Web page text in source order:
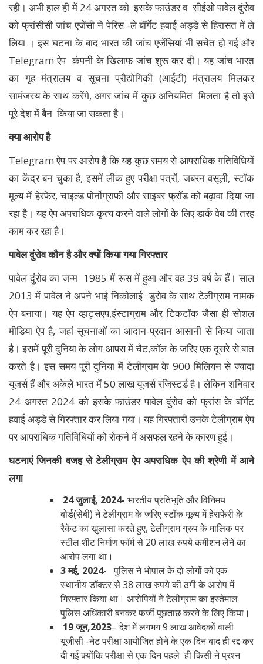
रही। अभी हाल ही में 24 अगस्त को इसके फाउंडर व सीईओ पावेल दुंरोव
को फ्रांसीसी जांच एजेंसी ने पेरिस -ले बॉर्गेट हवाई अड्डे से हिरासत में ले
लिया । इस घटना के बाद भारत की जांच एजेंसियां भी सचेत हो गई और
Telegram ऐप कंपनी के खिलाफ जांच शुरू कर दी। यह जांच भारत
का गृह मंत्रालय व सूचना प्रौद्योगिकी (आईटी) मंत्रालय मिलकर
सामंजस्य के साथ करेंगे, अगर जांच में कुछ अनियमित मिलता है तो इसे
पूरे देश में बैन किया जा सकता है।
क्या आरोप है
Telegram ऐप पर आरोप है कि यह कुछ समय से आपराधिक गतिविधियों
का केंद्र बन चुका है, इसमें लीक हुए परीक्षा पत्रों, जबरन वसूली, स्टॉक
मूल्य में हेरफेर, चाइल्ड पोर्नोग्राफी और साइबर फ्रॉड को बढ़ावा दिया जा
रहा है। यह ऐप अपराधिक कृत्य करने वाले लोगों के लिए डार्क वेब की तरह
काम कर रहा है।
पावेल दुंरोव कौन है और क्यों किया गया गिरफ्तार
पावेल दुंरोव का जन्म 1985 में रूस में हुआ और वह 39 वर्ष के हैं। साल
2013 में पावेल ने अपने भाई निकोलाई डुरोव के साथ टेलीग्राम नामक
ऐप बनाया। यह ऐप व्हाट्सएप,इंस्टाग्राम और टिकटॉक जैसा ही सोशल
मीडिया ऐप है, जहां सूचनाओं का आदान-प्रदान आसानी से किया जाता
है। इसमें पूरी दुनिया के लोग आपस में चैट,कॉल के जरिए एक दूसरे से बात
करते है। इस समय पूरी दुनिया में टेलीग्राम के 900 मिलियन से ज्यादा
यूजर्स हैं और अकेले भारत में 50 लाख यूजर्स रजिस्टर्ड है। लेकिन शनिवार
24 अगस्त 2024 को इसके फाउंडर पावेल दुंरोव को फ्रांस के बॉर्गेट
हवाई अड्डे से गिरफ्तार कर लिया गया। यह गिरफ्तारी उनके टेलीग्राम ऐप
पर आपराधिक गतिविधियों को रोकने में असफल रहने के कारण हुई।
घटनाएं जिनकी वजह से टेलीग्राम ऐप अपराधिक ऐप की श्रेणी में आने
लगा
24 जुलाई, 2024- भारतीय प्रतिभूति और विनिमय
बोर्ड(सेबी) ने टेलीग्राम के जरिए स्टॉक मूल्य में हेराफेरी के
रैकेट का खुलासा करते हुए, टेलीग्राम ग्रुप के मालिक पर
स्टील शीट निर्माण फॉर्म से 20 लाख रुपये कमीशन लेने का
आरोप लगा था।
3 मई, 2024- पुलिस ने भोपाल के दो लोगों को एक
स्थानीय डॉक्टर से 38 लाख रुपये की ठगी के आरोप में
गिरफ्तार किया था। आरोपियों ने टेलीग्राम का इस्तेमाल
पुलिस अधिकारी बनकर फर्जी पूछताछ करने के लिए किया।
19 जून,2023– देश में लगभग 9 लाख आवेदकों वाली
यूजीसी -नेट परीक्षा आयोजित होने के एक दिन बाद ही रद्द कर
दी गई क्योंकि परीक्षा से एक दिन पहले ही किसी ने प्रश्न